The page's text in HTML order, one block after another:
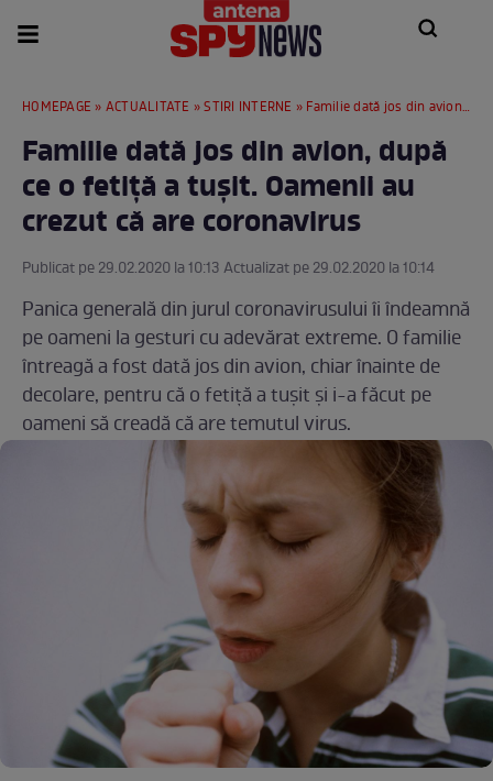
HOMEPAGE » ACTUALITATE »STIRI INTERNE » Familie dată jos din avion, după ce o fetiță a tușit. Oamenii au crezut că are coronavirus
Familie dată jos din avion, după
ce o fetiță a tușit. Oamenii au
crezut că are coronavirus
Publicat pe 29.02.2020 la 10:13 Actualizat pe 29.02.2020 la 10:14
Panica generală din jurul coronavirusului îi îndeamnă
pe oameni la gesturi cu adevărat extreme. O familie
întreagă a fost dată jos din avion, chiar înainte de
decolare, pentru că o fetiță a tușit și i-a făcut pe
oameni să creadă că are temutul virus.